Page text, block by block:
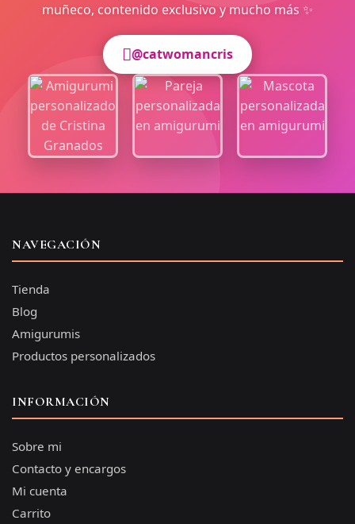
muñeco, contenido exclusivo y mucho más ✨
@catwomancris
NAVEGACIÓN
Tienda
Blog
Amigurumis
Productos personalizados
INFORMACIÓN
Sobre mi
Contacto y encargos
Mi cuenta
Carrito